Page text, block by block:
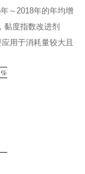
～2018年的年均增
黏度指数改进剂
用于消耗量较大且